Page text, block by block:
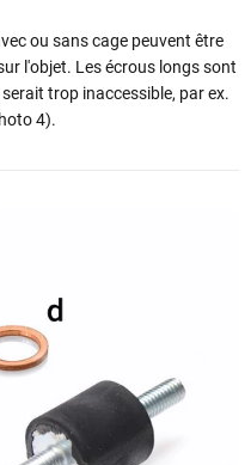
ou sans cage peuvent être
l'objet. Les écrous longs sont
trop inaccessible, par ex.
4).